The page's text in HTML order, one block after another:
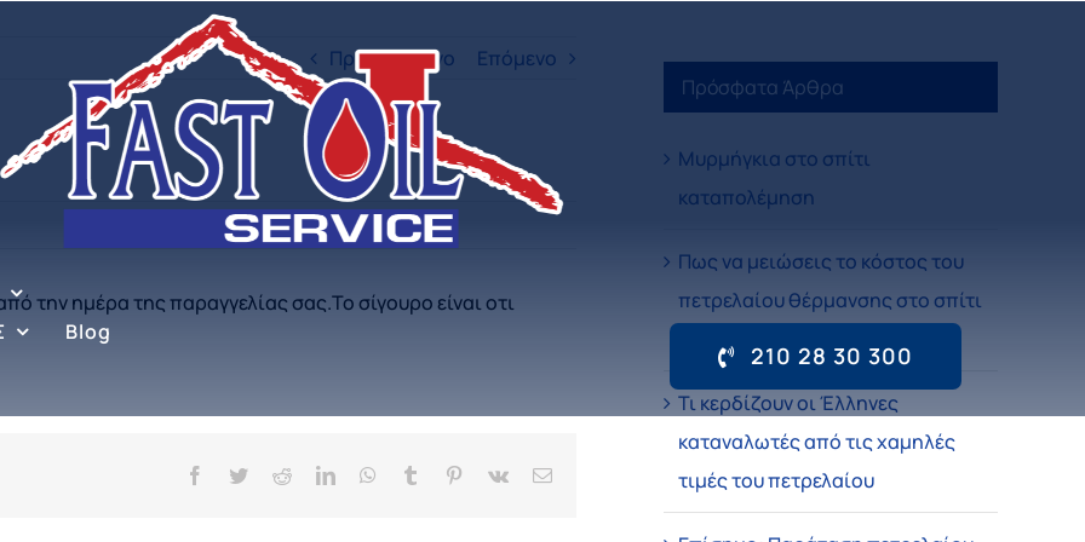
Blog
210 28 30 300
Προηγούμενο Επόμενο
την ημέρα της παραγγελίας σας.Το σίγουρο είναι οτι
Facebook
TwitterRedditLinkedInWhatsApp
Tumblr Pinterest
Vk Email
Πρόσφατα Άρθρα
Μυρμήγκια στο σπίτι
καταπολέμηση
Πως να μειώσεις το κόστος του
πετρελαίου θέρμανσης στο σπίτι
Τι κερδίζουν οι Έλληνες
καταναλωτές από τις χαμηλές
τιμές του πετρελαίου